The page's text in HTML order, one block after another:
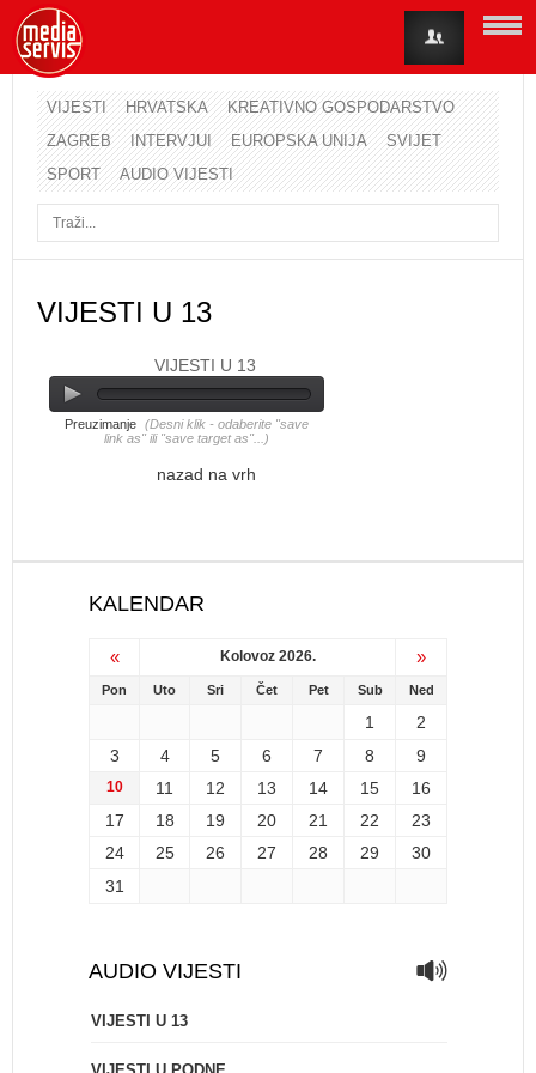
VIJESTI HRVATSKA
KREATIVNO GOSPODARSTVO
ZAGREB
INTERVJUI EUROPSKA UNIJA
SVIJET
SPORT
AUDIO VIJESTI
VIJESTI U 13
VIJESTI U 13
Preuzimanje (Desni klik - odaberite "save
link as" ili "save target as"...)
nazad na vrh
KALENDAR
« Kolovoz 2026. »
Pon Uto Sri Čet Pet Sub Ned
1
2
3
4 5 6 7 8 9
10 11 12 13 14 15
16
17
18 19 20 21 22
23
24
25 26 27 28 29
30
31
AUDIO VIJESTI
VIJESTI U 13
Korisničko ime
Lozinka
Zaboravili ste lozinku?